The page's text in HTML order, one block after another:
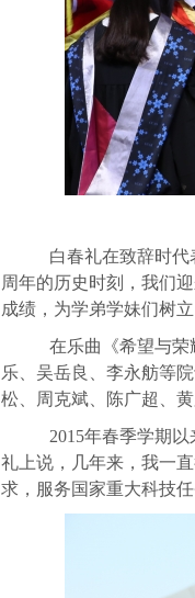
白春礼在致辞时代
周年的历史时刻，我们
成绩，为学弟学妹们树
在乐曲《希望与荣
乐、吴岳良、李永舫等
松、周克斌、陈广超、
2015年春季学期以
礼上说，几年来，我一
求，服务国家重大科技